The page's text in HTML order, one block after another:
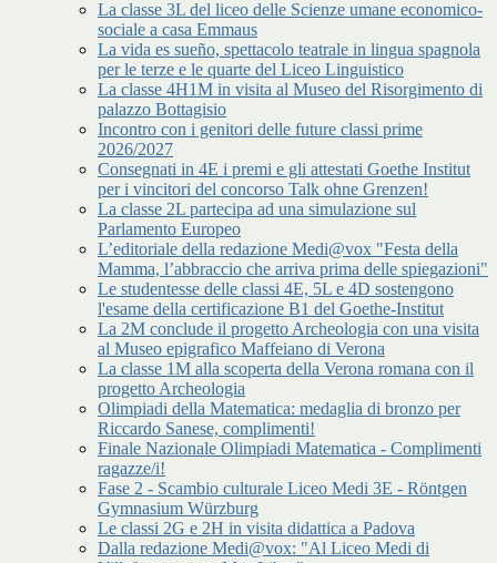
La classe 3L del liceo delle Scienze umane economico-
sociale a casa Emmaus
La vida es sueño, spettacolo teatrale in lingua spagnola
per le terze e le quarte del Liceo Linguistico
La classe 4H1M in visita al Museo del Risorgimento di
palazzo Bottagisio
Incontro con i genitori delle future classi prime
2026/2027
Consegnati in 4E i premi e gli attestati Goethe Institut
per i vincitori del concorso Talk ohne Grenzen!
La classe 2L partecipa ad una simulazione sul
Parlamento Europeo
L’editoriale della redazione Medi@vox "Festa della
Mamma, l’abbraccio che arriva prima delle spiegazioni"
Le studentesse delle classi 4E, 5L e 4D sostengono
l'esame della certificazione B1 del Goethe-Institut
La 2M conclude il progetto Archeologia con una visita
al Museo epigrafico Maffeiano di Verona
La classe 1M alla scoperta della Verona romana con il
progetto Archeologia
Olimpiadi della Matematica: medaglia di bronzo per
Riccardo Sanese, complimenti!
Finale Nazionale Olimpiadi Matematica - Complimenti
ragazze/i!
Fase 2 - Scambio culturale Liceo Medi 3E - Röntgen
Gymnasium Würzburg
Le classi 2G e 2H in visita didattica a Padova
Dalla redazione Medi@vox: "Al Liceo Medi di